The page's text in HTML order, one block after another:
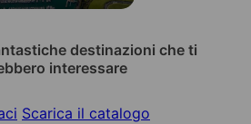
destinazioni che ti
interessare
Scarica il catalogo